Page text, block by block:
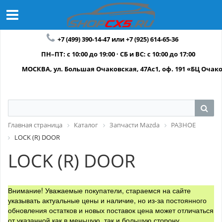
+7 (499) 390-14-47 или +7 (925) 614-65-36
ПН–ПТ: с 10:00 до 19:00 · СБ и ВС: с 10:00 до 17:00
МОСКВА, ул. Большая Очаковская, 47Ас1, оф. 191 «БЦ
Главная страница Каталог Запчасти Mazda
РАЗНОЕ
LOCK (R) DOOR
LOCK (R) DOOR
Внимание! Уважаемые покупатели, стараемся на сайте
указывать актуальные цены и наличие, но из-за постоянного
обновления остатков и новых поставок цена может отличаться
от указанной как в меньшую, так и большую сторону.